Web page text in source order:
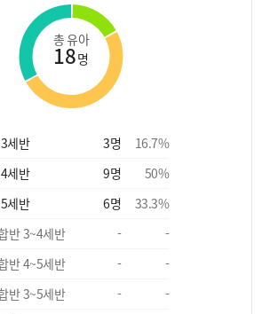
총 유아
18명
세반 3명 16.7%
세반
9명 50%
세반
6명 33.3%
반 3~4세반
-
-
반 4~5세반
-
-
반 3~5세반
-
-